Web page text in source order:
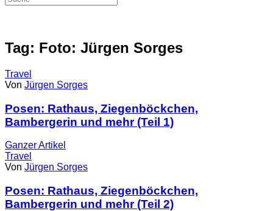
Tag: Foto: Jürgen Sorges
Travel
Von Jürgen Sorges
Posen: Rathaus, Ziegenböckchen,
Bambergerin und mehr (Teil 1)
GanzerArtikel
Travel
Von Jürgen Sorges
Posen: Rathaus, Ziegenböckchen,
Bambergerin und mehr (Teil 2)